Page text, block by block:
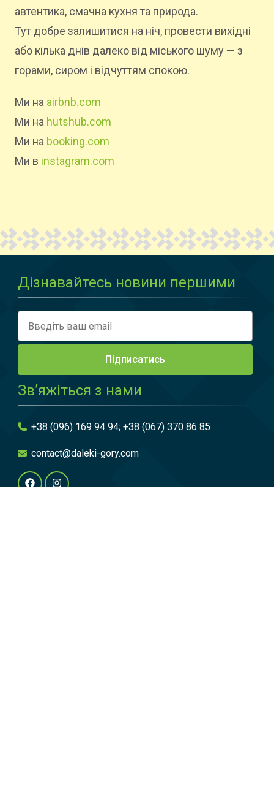
автентика, смачна кухня та природа.
Тут добре залишитися на ніч, провести вихідні
або кілька днів далеко від міського шуму — з
горами, сиром і відчуттям спокою.
Ми на airbnb.com
Ми на hutshub.com
Ми на booking.com
Ми в instagram.com
Дізнавайтесь новини першими
Email
Підписатись
Зв’яжіться з нами
+38 (096) 169 94 94; +38 (067) 370 86 85
contact@daleki-gory.com